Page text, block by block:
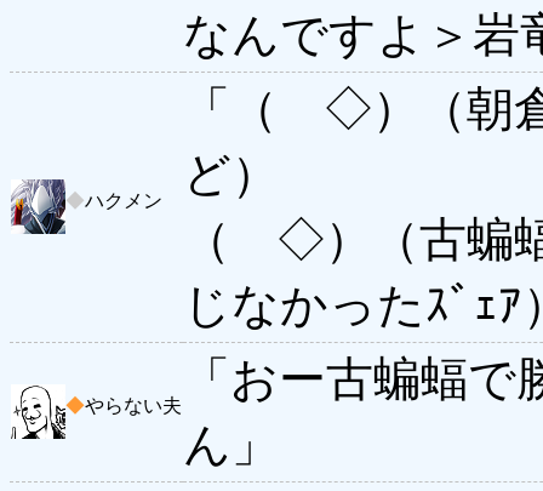
なんですよ＞岩
◆ハクメン
「（ ◇）（朝
ど）
（ ◇）（古蝙
じなかったｽﾞｪｱ
◆やらない夫
「おー古蝙蝠
ん」